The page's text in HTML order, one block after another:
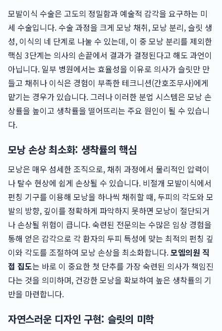
모발이식 수술은 고도의 정밀함과 예술적 감각을 요구하는 미
세 수술입니다. 수술 과정을 크게 모낭 채취, 모낭 분리, 슬릿 생
성, 이식의 네 단계로 나눌 수 있는데, 이 중 모낭 분리를 제외한
핵심 3단계는 의사의 손끝에서 결과가 결정된다고 해도 과언이
아닙니다. 일부 병원에서는 효율성을 이유로 의사가 슬릿만 만
들고 채취나 이식은 경험이 부족한 테크니션(간호조무사)에게
맡기는 경우가 있습니다. 그러나 이러한 분업 시스템은 모낭 손
상률을 높이고 생착률을 떨어뜨리는 주요 원인이 될 수 있습니
다.
모낭 손상 최소화: 생착률의 핵심
모낭은 매우 섬세한 조직으로, 채취 과정에서 물리적인 압력이
나 탈수 현상에 쉽게 손상될 수 있습니다. 비절개 모발이식에서
펀칭 기구를 이용해 모낭을 하나씩 채취할 때, 두피의 각도와 모
발의 방향, 깊이를 정확하게 파악하지 못하면 모낭이 절단되거
나 손상될 위험이 큽니다. 숙련된 전문의는 수많은 임상 경험을
통해 얻은 감각으로 각 환자의 두피 특성에 맞는 최적의 펀칭 깊
이와 각도를 조절하여 모낭 손상을 최소화합니다.모엠의원 직
접 집도는 바로 이 중요한 첫 단추를 가장 숙련된 의사가 책임진
다는 것을 의미하며, 건강한 모낭을 확보하여 높은 생착률의 기
반을 마련합니다.
자연스러운 디자인 구현: 슬릿의 미학